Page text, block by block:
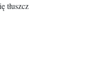
tłuszcz